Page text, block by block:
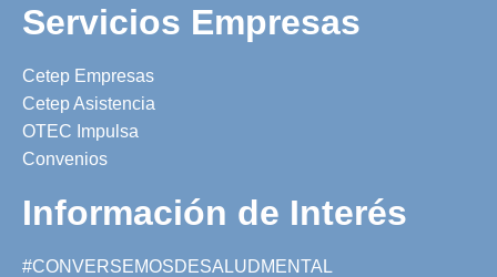
Servicios Empresas
Cetep Empresas
Cetep Asistencia
OTEC Impulsa
Convenios
Información de Interés
#CONVERSEMOSDESALUDMENTAL